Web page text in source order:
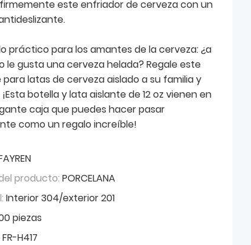
este enfriador de cerveza con un
práctico para los amantes de la cerveza: ¿a
le gusta una cerveza helada? Regale este
latas de cerveza aislado a su familia y
botella y lata aislante de 12 oz vienen en
caja que puedes hacer pasar
como un regalo increíble!
producto: PORCELANA
Interior 304/exterior 201
piezas
FR-H417